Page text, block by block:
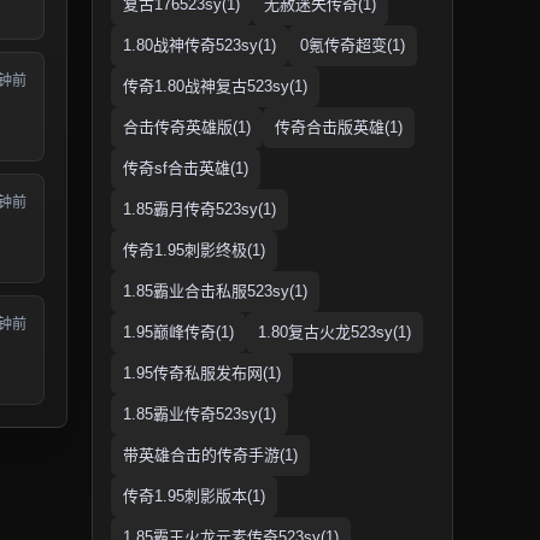
前
前
前
复古176523sy(1) 无赦迷失传奇(1)
1.80战神传奇523sy(1) 0氪传奇超变(1)
传奇1.80战神复古523sy(1)
合击传奇英雄版(1) 传奇合击版英雄(1)
传奇sf合击英雄(1)
1.85霸月传奇523sy(1)
传奇1.95刺影终极(1)
1.85霸业合击私服523sy(1)
1.95巅峰传奇(1) 1.80复古火龙523sy(1)
1.95传奇私服发布网(1)
1.85霸业传奇523sy(1)
带英雄合击的传奇手游(1)
传奇1.95刺影版本(1)